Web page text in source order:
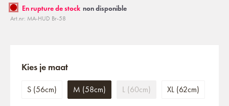
En rupture de stock non disponible
Art.nr: MA-HUD Br-58
Kies je maat
S (56cm) M (58cm) L (60cm) XL (62cm)